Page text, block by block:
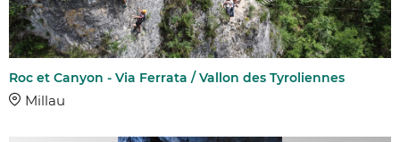
Roc et Canyon - Via Ferrata / Vallon des Tyroliennes
Millau